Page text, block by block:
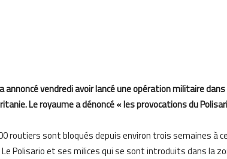
annoncé vendredi avoir lancé une opération militaire
Le royaume a dénoncé « les provocations du
routiers sont bloqués depuis environ trois semaines à
Le Polisario et ses milices qui se sont introduits dans la